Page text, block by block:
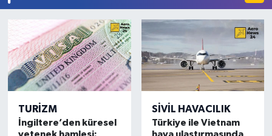
TURIZM
İngiltere’den küresel
SIVIL HAVACILIK
Türkiye ile Vietnam